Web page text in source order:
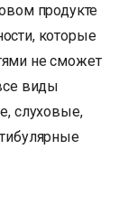
продукте
которые
не сможет
виды
слуховые,